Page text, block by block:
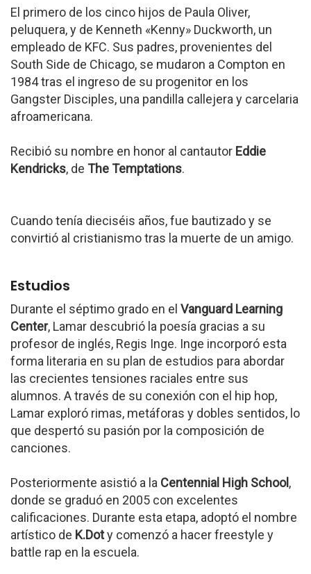
El primero de los cinco hijos de Paula Oliver,
peluquera, y de Kenneth «Kenny» Duckworth, un
empleado de KFC. Sus padres, provenientes del
South Side de Chicago, se mudaron a Compton en
1984 tras el ingreso de su progenitor en los
Gangster Disciples, una pandilla callejera y carcelaria
afroamericana.
Recibió su nombre en honor al cantautor Eddie
Kendricks, de The Temptations.
Cuando tenía dieciséis años, fue bautizado y se
convirtió al cristianismo tras la muerte de un amigo.
Estudios
Durante el séptimo grado en el Vanguard Learning
Center, Lamar descubrió la poesía gracias a su
profesor de inglés, Regis Inge. Inge incorporó esta
forma literaria en su plan de estudios para abordar
las crecientes tensiones raciales entre sus
alumnos. A través de su conexión con el hip hop,
Lamar exploró rimas, metáforas y dobles sentidos, lo
que despertó su pasión por la composición de
canciones.
Posteriormente asistió a la Centennial High School,
donde se graduó en 2005 con excelentes
calificaciones. Durante esta etapa, adoptó el nombre
artístico de K.Doty comenzó a hacer freestyle y
battle rap en la escuela.